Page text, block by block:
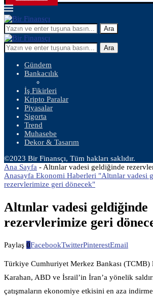
Ara
Ara
Gündem
Bankacılık
İş Fikirleri
Kripto Paralar
Piyasalar
Sigorta
Trend
Muhasebe
Dekor & Tasarım
©2023 Bir Finansçı, Tüm hakları saklıdır.
Ana Sayfa - Altınlar vadesi geldiğinde
Anasayfa Ekonomi Haberleri "Altınlar vadesi
rezervlerimize geri dönecek"
Altınlar vadesi geldiğinde
rezervlerimize geri
Paylaş 0FacebookTwitterPinterestEmail
Türkiye Cumhuriyet Merkez Bankası (TCMB)
Karahan, ABD ve İsrail’in İran’a yönelik
çatışmaların ekonomiye etkisini en aza